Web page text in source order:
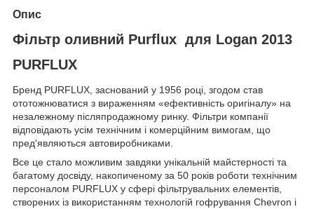
Опис
Фільтр оливний Purflux для Logan 2013
PURFLUX
Бренд PURFLUX, заснований у 1956 році, згодом став
ототожнюватися з вираженням «ефективність оригіналу» на
незалежному післяпродажному ринку. Фільтри компанії
відповідають усім технічним і комерційним вимогам, що
пред'являються автовиробниками.
Все це стало можливим завдяки унікальній майстерності та
багатому досвіду, накопиченому за 50 років роботи технічним
персоналом PURFLUX у сфері фільтрувальних елементів,
створених із використанням технологій гофрування Chevron і